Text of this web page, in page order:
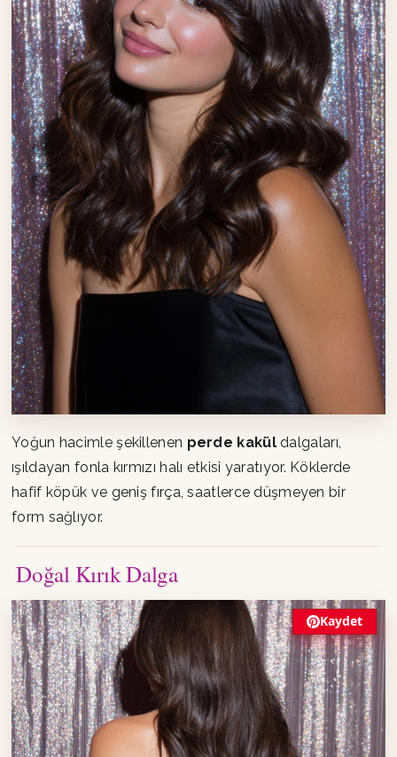
Yoğun hacimle şekillenen perde kaküldalgaları,
ışıldayan fonla kırmızı halı etkisi yaratıyor. Köklerde
hafif köpük ve geniş fırça, saatlerce düşmeyen bir
form sağlıyor.
Doğal Kırık Dalga
Kaydet